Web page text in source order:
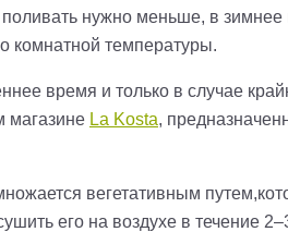
нужно меньше, в
комнатной температуры.
время и только в случае
магазине La Kosta,
вегетативным
его на воздухе в течение